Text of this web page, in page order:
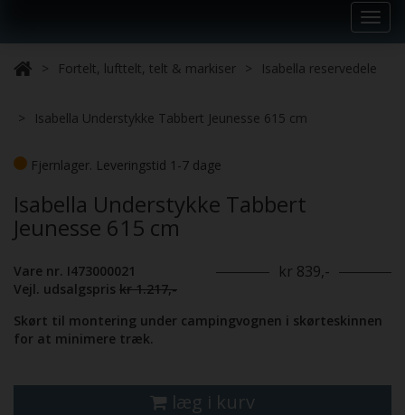
Fortelt, lufttelt, telt & markiser Isabella reservedele
Isabella Understykke Tabbert Jeunesse 615 cm
Fjernlager. Leveringstid 1-7 dage
Isabella Understykke Tabbert
Jeunesse 615 cm
Vare nr. I473000021
Vejl. udsalgspris kr 1.217,-
kr 839,-
Skørt til montering under campingvognen i skørteskinnen
for at minimere træk.
læg i kurv